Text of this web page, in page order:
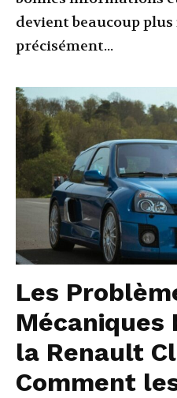
devient beaucoup plus facile. 1.
précisément...
Les
Mécaniques
la Renault
Comment